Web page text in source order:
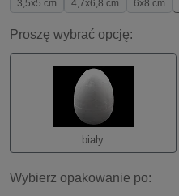
3,5x5 cm 4,7x6,8 cm 6x8 cm
Proszę wybrać opcję:
biały
Wybierz opakowanie po: